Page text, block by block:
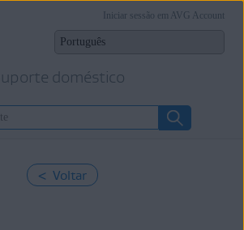
doméstico
Iniciar sessão em AVG Account
< Voltar